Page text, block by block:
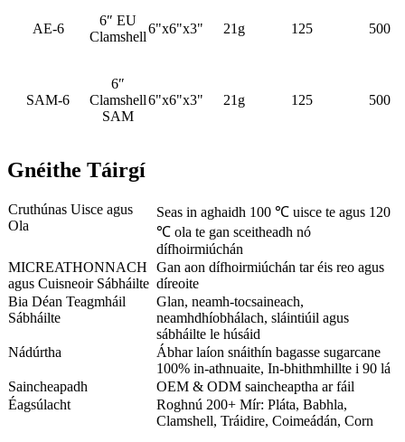
AE-6
6″ EU
Clamshell
6"x6"x3" 21g 125 500
SAM-6
6″
Clamshell
SAM
6"x6"x3" 21g 125 500
Gnéithe Táirgí
Cruthúnas Uisce agus
Ola
Seas in aghaidh 100 ℃ uisce te agus 120
℃ ola te gan sceitheadh ​​nó
dífhoirmiúchán
MICREATHONNACH
agus Cuisneoir Sábháilte
Gan aon dífhoirmiúchán tar éis reo agus
díreoite
Bia Déan Teagmháil
Sábháilte
Glan, neamh-tocsaineach,
neamhdhíobhálach, sláintiúil agus
sábháilte le húsáid
Nádúrtha
Ábhar laíon snáithín bagasse sugarcane
100% in-athnuaite, In-bhithmhillte i 90 lá
Saincheapadh
OEM & ODM saincheaptha ar fáil
Éagsúlacht
Roghnú 200+ Mír: Pláta, Babhla,
Clamshell, Tráidire, Coimeádán, Corn